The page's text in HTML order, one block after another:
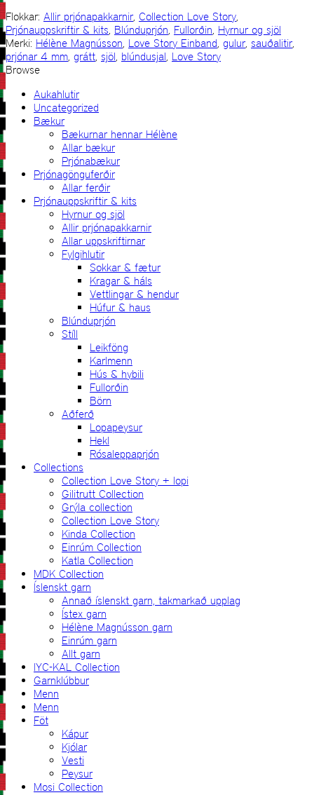
Flokkar: Allir prjónapakkarnir, Collection Love Story,
Prjónauppskriftir & kits, Blúnduprjón, Fullorðin, Hyrnur og sjöl
Merki: Hélène Magnússon, Love Story Einband, gulur, sauðalitir,
prjónar 4 mm, grátt, sjöl, blúndusjal, Love Story
Browse
Aukahlutir
Uncategorized
Bækur
Bækurnar hennar Hélène
Allar bækur
Prjónabækur
Prjónagönguferðir
Allar ferðir
Prjónauppskriftir & kits
Hyrnur og sjöl
Allir prjónapakkarnir
Allar uppskriftirnar
Fylgihlutir
Sokkar & fætur
Kragar & háls
Vettlingar & hendur
Húfur & haus
Blúnduprjón
Stíll
Leikföng
Karlmenn
Hús & hybili
Fullorðin
Börn
Aðferð
Lopapeysur
Hekl
Rósaleppaprjón
Collections
Collection Love Story + lopi
Gilitrutt Collection
Grýla collection
Collection Love Story
Kinda Collection
Einrúm Collection
Katla Collection
MDK Collection
Íslenskt garn
Annað íslenskt garn, takmarkað upplag
Ístex garn
Hélène Magnússon garn
Einrúm garn
Allt garn
IYC-KAL Collection
Garnklúbbur
Menn
Menn
Föt
Kápur
Kjólar
Vesti
Peysur
Mosi Collection